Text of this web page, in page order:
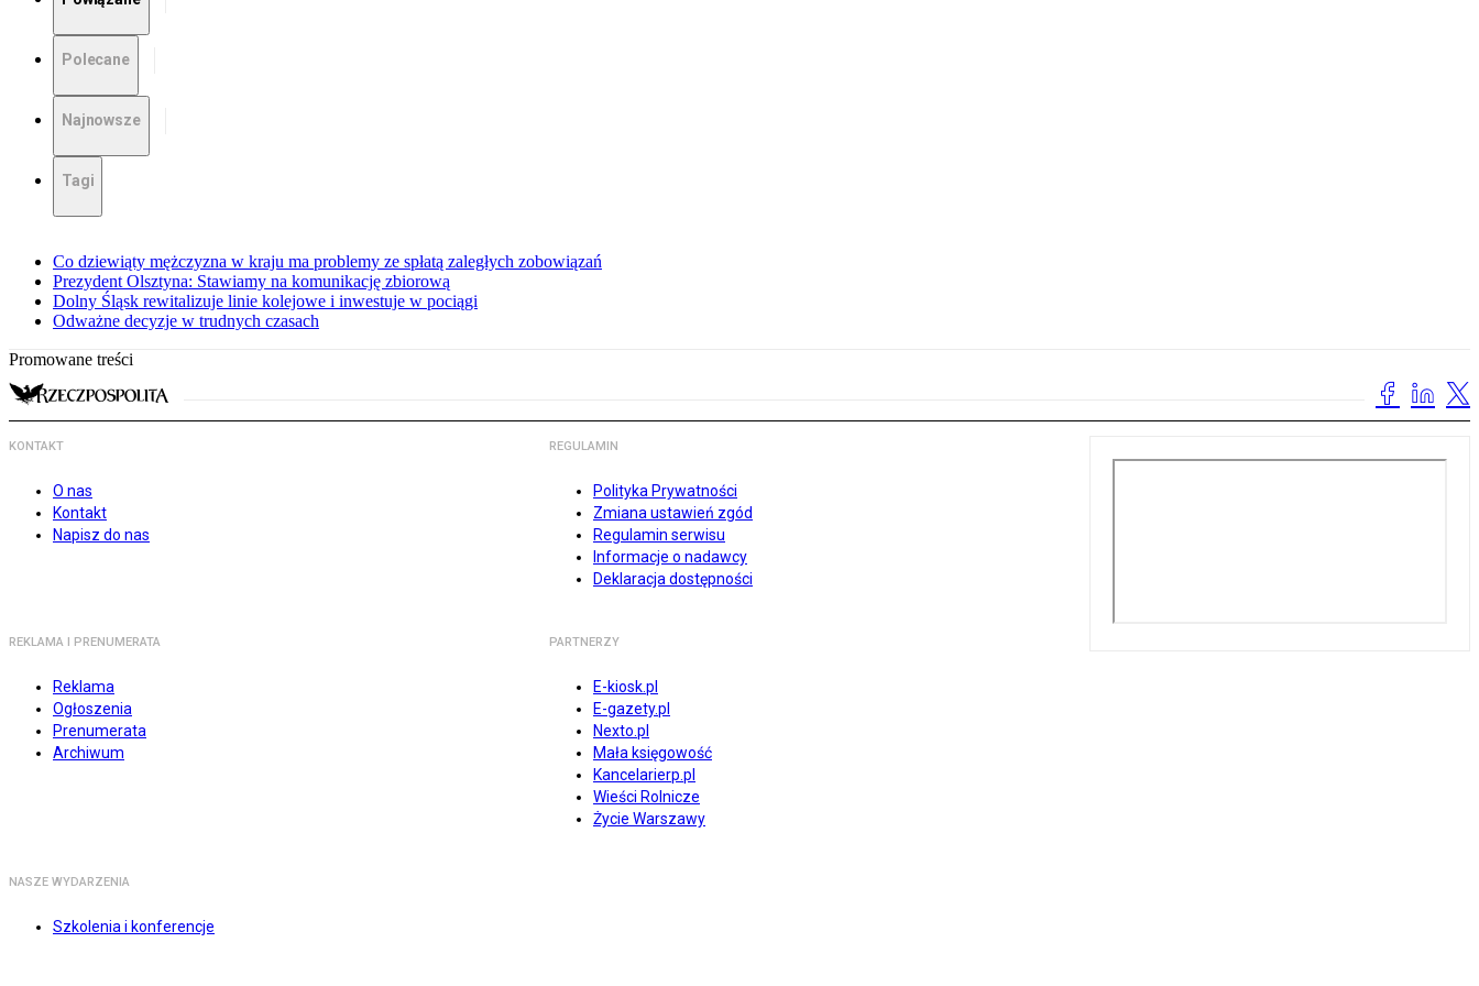
Polecane
Najnowsze
Tagi
Co dziewiąty mężczyzna w kraju ma problemy ze spłatą zaległych zobowiązań
Prezydent Olsztyna: Stawiamy na komunikację zbiorową
Dolny Śląsk rewitalizuje linie kolejowe i inwestuje w pociągi
Odważne decyzje w trudnych czasach
Promowane treści
KONTAKT
O nas
Kontakt
Napisz do nas
REGULAMIN
Polityka Prywatności
Zmiana ustawień zgód
Regulamin serwisu
Informacje o nadawcy
Deklaracja dostępności
REKLAMA I PRENUMERATA
Reklama
Ogłoszenia
Prenumerata
Archiwum
PARTNERZY
E-kiosk.pl
E-gazety.pl
Nexto.pl
Mała księgowość
Kancelarierp.pl
Wieści Rolnicze
Życie Warszawy
NASZE WYDARZENIA
Szkolenia i konferencje